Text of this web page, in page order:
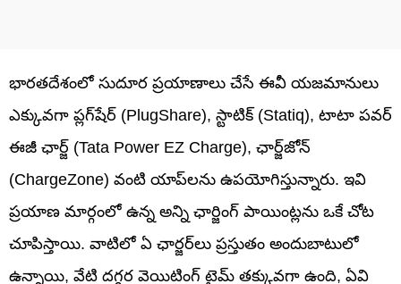
భారతదేశంలో సుదూర ప్రయాణాలు చేసే ఈవీ యజమానులు
ఎక్కువగా ప్లగ్‌షేర్ (PlugShare), స్టాటిక్ (Statiq), టాటా పవర్
ఈజీ ఛార్జ్ (Tata Power EZ Charge), ఛార్జ్‌జోన్
(ChargeZone) వంటి యాప్‌లను ఉపయోగిస్తున్నారు. ఇవి
ప్రయాణ మార్గంలో ఉన్న అన్ని ఛార్జింగ్ పాయింట్లను ఒకే చోట
చూపిస్తాయి. వాటిలో ఏ ఛార్జర్‌లు ప్రస్తుతం అందుబాటులో
ఉన్నాయి, వేటి దగ్గర వెయిటింగ్ టైమ్ తక్కువగా ఉంది, ఏవి